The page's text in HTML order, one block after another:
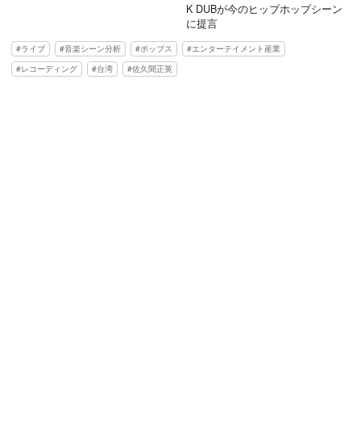
K DUBが今のヒップホップシーン
に提言
ライブ 音楽シーン分析 ポップス
エンターテイメント産業
レコーディング
台湾 佐久間正英